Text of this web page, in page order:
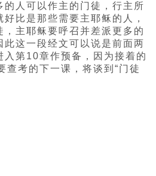
的人可以作主的门徒，行主所
比是那些需要主耶稣的人，
，主耶稣要呼召并差派更多的
这一段经文可以说是前面两
入第10章作预备，因为接着的
查考的下一课，将谈到“门徒